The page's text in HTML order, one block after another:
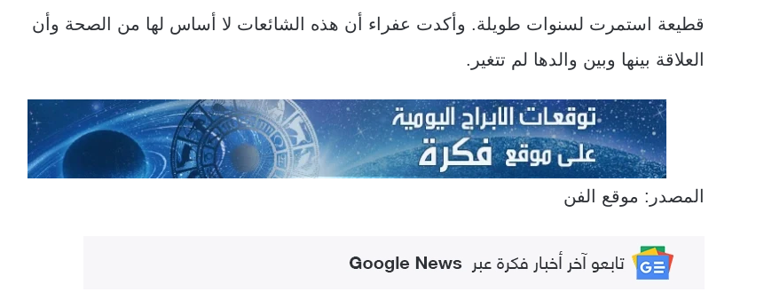
قطيعة استمرت لسنوات طويلة. وأكدت عفراء أن هذه الشائعات لا أساس لها من الصحة وأن
العلاقة بينها وبين والدها لم تتغير.
المصدر: موقع الفن